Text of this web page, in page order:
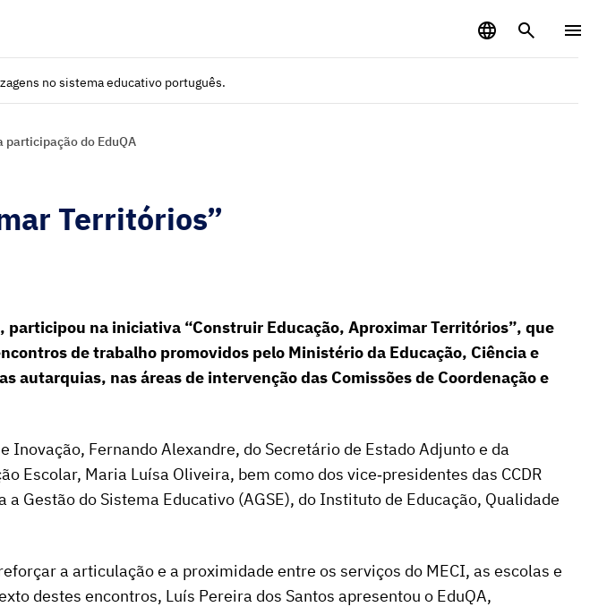
no sistema educativo português.
do EduQA
Territórios”
na iniciativa “Construir Educação, Aproximar Territórios”, que
de trabalho promovidos pelo Ministério da Educação, Ciência e
autarquias, nas áreas de intervenção das Comissões de Coordenação e
Fernando Alexandre, do Secretário de Estado Adjunto e da
Escolar, Maria Luísa Oliveira, bem como dos vice‑presidentes das CCDR
Gestão do Sistema Educativo (AGSE), do Instituto de Educação, Qualidade
a articulação e a proximidade entre os serviços do MECI, as escolas e
destes encontros, Luís Pereira dos Santos apresentou o EduQA,